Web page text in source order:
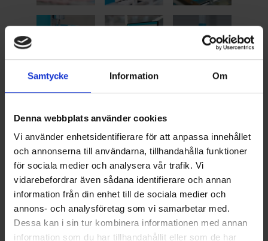
Samtycke Information Om
Denna webbplats använder cookies
Vi använder enhetsidentifierare för att anpassa innehållet
och annonserna till användarna, tillhandahålla funktioner
för sociala medier och analysera vår trafik. Vi
vidarebefordrar även sådana identifierare och annan
information från din enhet till de sociala medier och
annons- och analysföretag som vi samarbetar med.
Dessa kan i sin tur kombinera informationen med annan
information som du har tillhandahållit eller som de har